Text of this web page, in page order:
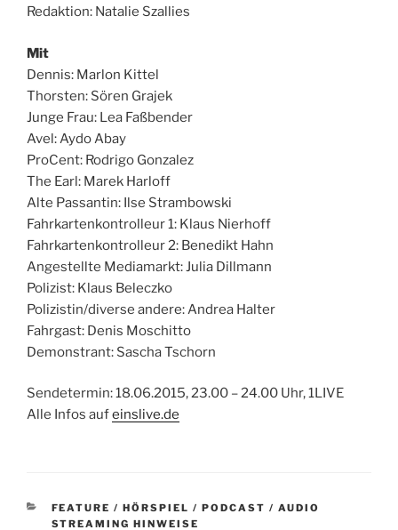
Redaktion: Natalie Szallies
Mit
Dennis: Marlon Kittel
Thorsten: Sören Grajek
Junge Frau: Lea Faßbender
Avel: Aydo Abay
ProCent: Rodrigo Gonzalez
The Earl: Marek Harloff
Alte Passantin: Ilse Strambowski
Fahrkartenkontrolleur 1: Klaus Nierhoff
Fahrkartenkontrolleur 2: Benedikt Hahn
Angestellte Mediamarkt: Julia Dillmann
Polizist: Klaus Beleczko
Polizistin/diverse andere: Andrea Halter
Fahrgast: Denis Moschitto
Demonstrant: Sascha Tschorn
Sendetermin: 18.06.2015, 23.00 – 24.00 Uhr, 1LIVE
Alle Infos aufeinslive.de
KATEGORIEN
FEATURE / HÖRSPIEL / PODCAST / AUDIO
STREAMING HINWEISE